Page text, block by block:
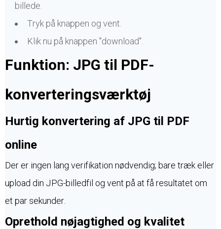
billede.
Tryk på knappen og vent.
Klik nu på knappen "download".
Funktion: JPG til PDF-
konverteringsværktøj
Hurtig konvertering af JPG til PDF
online
Der er ingen lang verifikation nødvendig; bare træk eller
upload din JPG-billedfil og vent på at få resultatet om
et par sekunder.
Oprethold nøjagtighed og kvalitet